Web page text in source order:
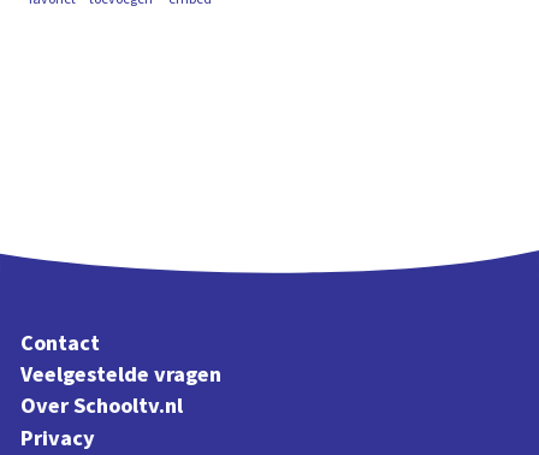
Contact
Veelgestelde vragen
Over Schooltv.nl
Privacy